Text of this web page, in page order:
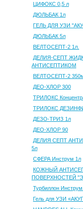
ЦИФОКС 0,5 л
ДЮЛЬБАК 1л
ГЕЛЬ ДЛЯ УЗИ
ДЮЛЬБАК 5л
ВЕЛТОСЕПТ-2 1л.
ДЕЛИЯ-СЕПТ
АНТИСЕПТИКОМ
ВЕЛТОСЕПТ-2
ДЕО-ХЛОР 300
ТРИЛОКС
ТРИЛОКС
ДЕЗО-ТРИЗ 1л
ДЕО-ХЛОР 90
ДЕЛИЯ СЕПТ
5л
СФЕРА Инструм 1л
КОЖНЫЙ
ПОВЕРХНОСТЕЙ
Турбиллон
Гель для УЗИ